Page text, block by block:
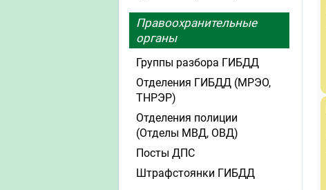
Правоохранительные
органы
Группы разбора ГИБДД
Отделения ГИБДД (МРЭО,
ТНРЭР)
Отделения полиции
(Отделы МВД, ОВД)
Посты ДПС
Штрафстоянки ГИБДД